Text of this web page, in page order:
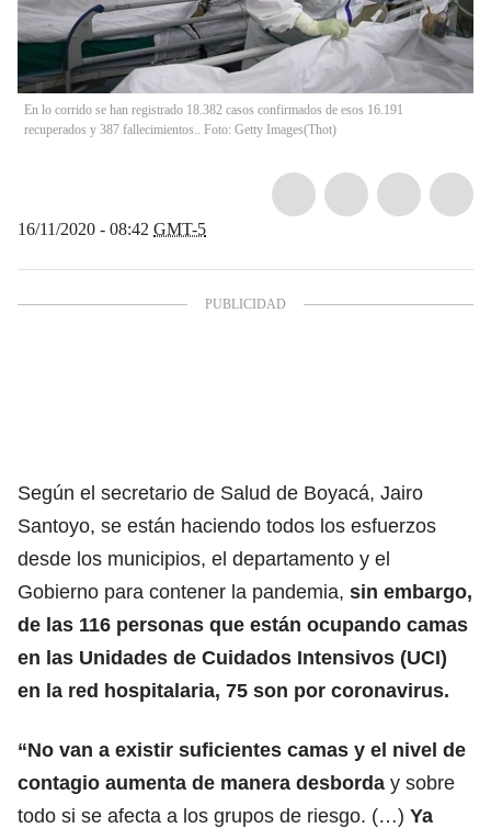
En lo corrido se han registrado 18.382 casos confirmados de esos 16.191
recuperados y 387 fallecimientos.. Foto: Getty Images(Thot)
16/11/2020 - 08:42 GMT-5
Según el secretario de Salud de Boyacá, Jairo
Santoyo, se están haciendo todos los esfuerzos
desde los municipios, el departamento y el
Gobierno para contener la pandemia, sin embargo,
de las 116 personas que están ocupando camas
en las Unidades de Cuidados Intensivos (UCI)
en la red hospitalaria, 75 son por coronavirus.
“No van a existir suficientes camas y el nivel de
contagio aumenta de manera desborda y sobre
todo si se afecta a los grupos de riesgo. (…) Ya